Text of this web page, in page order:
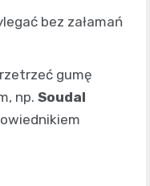
bez załamań
gumę
np. Soudal